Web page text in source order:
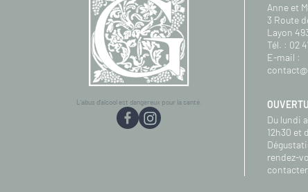
L'abus d'alcool est dangereux pour la santé.
Anne et
3 Route
Layon
Tél. : 02
E-mail :
Du lundi
12h30 et
rendez-